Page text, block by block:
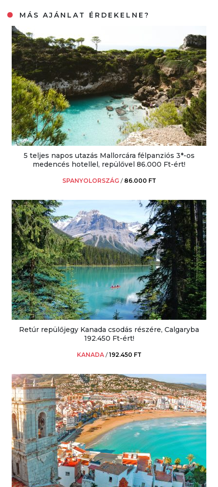
MÁS AJÁNLAT ÉRDEKELNE?
5 teljes napos utazás Mallorcára félpanziós 3*-os
medencés hotellel, repülővel 86.000 Ft-ért!
SPANYOLORSZÁG / 86.000 FT
Retúr repülőjegy Kanada csodás részére, Calgaryba
192.450 Ft-ért!
KANADA /192.450 FT